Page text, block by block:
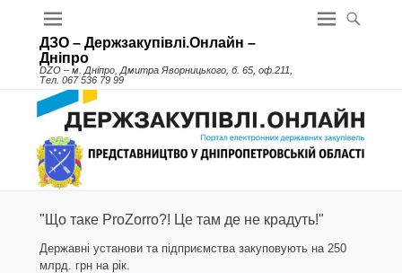
ДЗО – Держзакупівлі.Онлайн –
Дніпро
DZO – м. Дніпро, Дмитра Яворницького, б. 65, оф.211,
Тел. 067 536 79 99
"Що таке ProZorro?! Це там де не крадуть!"
Державні установи та підприємства закуповують на 250
млрд. грн на рік.